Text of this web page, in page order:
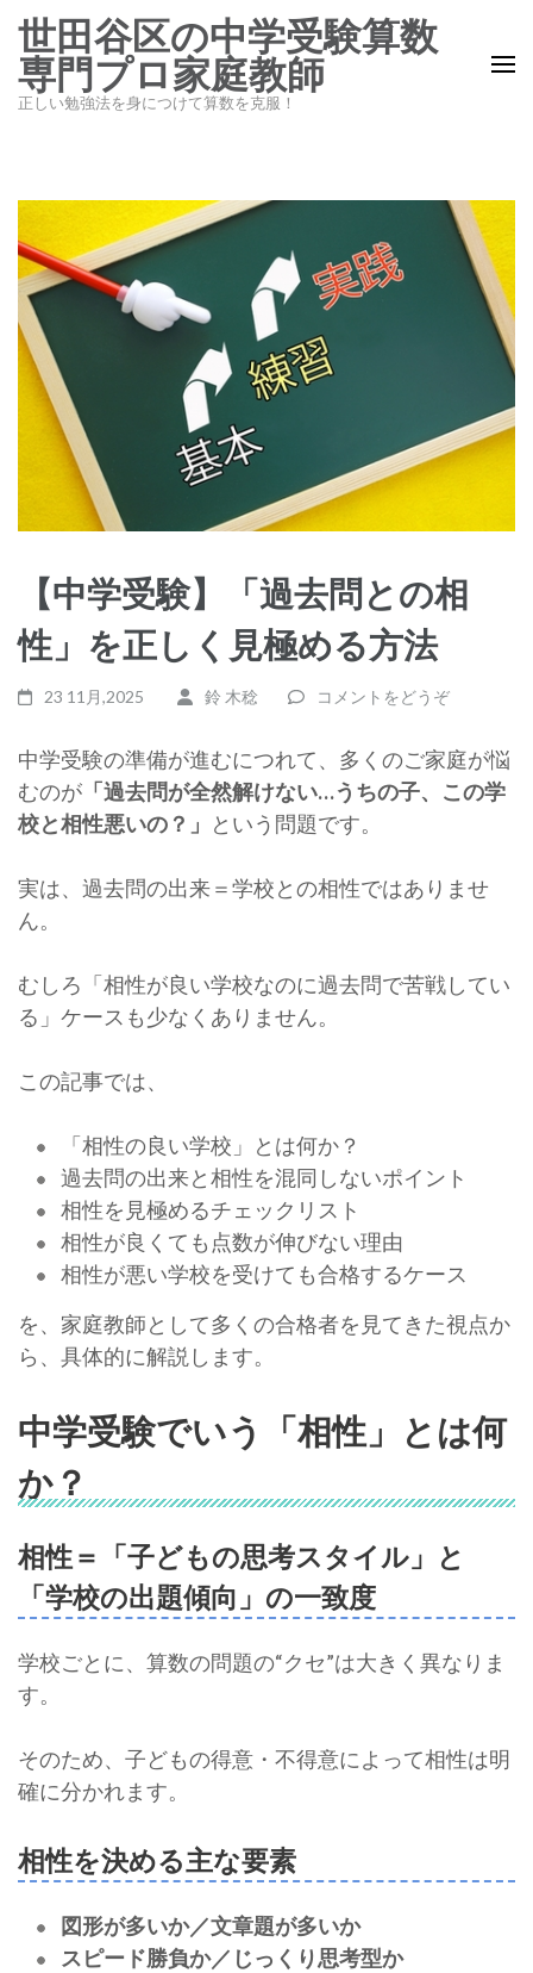
テ
ン
ス
キ
ッ
(Enter
世田谷区の中学受験算数
専門プロ家庭教師
正しい勉強法を身につけて算数を克服！
【中学受験】「過去問との相
性」を正しく見極める方法
23 11月,2025 鈴 木稔 コメントをどうぞ
中学受験の準備が進むにつれて、多くのご家庭が悩
むのが 「過去問が全然解けない…うちの子、この学
校と相性悪いの？」 という問題です。
実は、過去問の出来＝学校との相性ではありませ
ん。
むしろ「相性が良い学校なのに過去問で苦戦してい
る」ケースも少なくありません。
この記事では、
「相性の良い学校」とは何か？
過去問の出来と相性を混同しないポイント
相性を見極めるチェックリスト
相性が良くても点数が伸びない理由
相性が悪い学校を受けても合格するケース
を、家庭教師として多くの合格者を見てきた視点か
ら、具体的に解説します。
中学受験でいう「相性」とは何
か？
相性＝「子どもの思考スタイル」と
「学校の出題傾向」の一致度
学校ごとに、算数の問題の“クセ”は大きく異なりま
す。
そのため、子どもの得意・不得意によって相性は明
確に分かれます。
相性を決める主な要素
図形が多いか／文章題が多いか
スピード勝負か／じっくり思考型か